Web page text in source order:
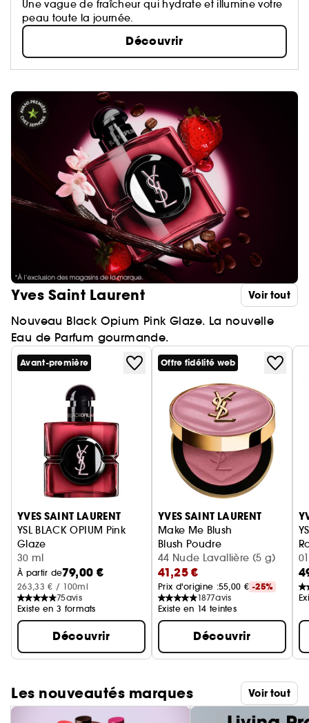
Une vague de fraîcheur qui hydrate et illumine votre
peau toute la journée.
Découvrir
Yves Saint Laurent
Nouveau Black Opium Pink Glaze. La nouvelle
Eau de Parfum gourmande.
Voir tout
Ignorer le carrousel produits
Avant-première
YVES SAINT LAURENT
YSL BLACK OPIUM Pink
Glaze
Eau de Parfum femme ambrée florale & note de fraise
30 ml
À partir de79,00 €
263,33 € / 100ml
75avis
Existe en 3 formats
Découvrir
Offre fidélité web
YVES SAINT LAURENT
Make Me Blush
Blush Poudre
44 Nude Lavallière (5 g)
41,25 €
Prix d'origine :55,00 € -25%
1877avis
Existe en 14 teintes
Découvrir
Les nouveautés marques Voir tout